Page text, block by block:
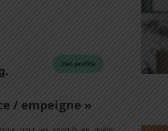
/ empeigne »